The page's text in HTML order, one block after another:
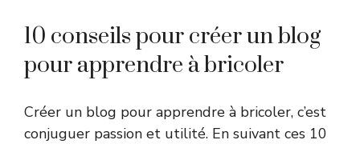
10 conseils pour créer un blog
pour apprendre à bricoler
Créer un blog pour apprendre à bricoler, c’est
conjuguer passion et utilité. En suivant ces 10